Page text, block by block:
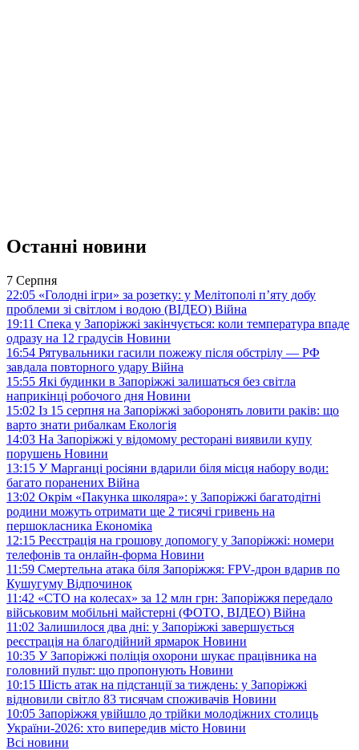
Останні новини
7 Серпня
22:05 «Голодні ігри» за розетку: у Мелітополі п’яту добу
проблеми зі світлом і водою (ВІДЕО) Війна
19:11 Спека у Запоріжжі закінчується: коли температура впаде
одразу на 12 градусів Новини
16:54 Рятувальники гасили пожежу після обстрілу — РФ
завдала повторного удару Війна
15:55 Які будинки в Запоріжжі залишаться без світла
наприкінці робочого дня Новини
15:02 Із 15 серпня на Запоріжжі заборонять ловити раків: що
варто знати рибалкам Екологія
14:03 На Запоріжжі у відомому ресторані виявили купу
порушень Новини
13:15 У Марганці росіяни вдарили біля місця набору води:
багато поранених Війна
13:02 Окрім «Пакунка школяра»: у Запоріжжі багатодітні
родини можуть отримати ще 2 тисячі гривень на
першокласника Економіка
12:15 Реєстрація на грошову допомогу у Запоріжжі: номери
телефонів та онлайн-форма Новини
11:59 Смертельна атака біля Запоріжжя: FPV-дрон вдарив по
Кушугуму Відпочинок
11:42 «СТО на колесах» за 12 млн грн: Запоріжжя передало
військовим мобільні майстерні (ФОТО, ВІДЕО) Війна
11:02 Залишилося два дні: у Запоріжжі завершується
реєстрація на благодійний ярмарок Новини
10:35 У Запоріжжі поліція охорони шукає працівника на
головний пульт: що пропонують Новини
10:15 Шість атак на підстанції за тиждень: у Запоріжжі
відновили світло 83 тисячам споживачів Новини
10:05 Запоріжжя увійшло до трійки молодіжних столиць
України-2026: хто випередив місто Новини
Всі новини